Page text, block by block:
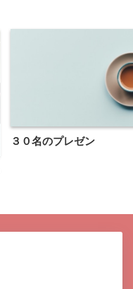
３０名のプレゼン